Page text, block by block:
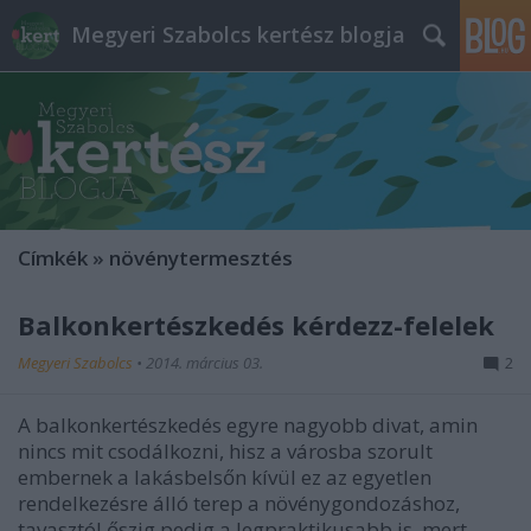
Megyeri Szabolcs kertész blogja
Címkék » növénytermesztés
Balkonkertészkedés kérdezz-felelek
Megyeri Szabolcs • 2014. március 03. 2
A balkonkertészkedés egyre nagyobb divat, amin
nincs mit csodálkozni, hisz a városba szorult
embernek a lakásbelsőn kívül ez az egyetlen
rendelkezésre álló terep a növénygondozáshoz,